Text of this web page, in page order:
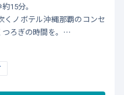
15分。
くノボテル沖縄那覇のコンセ
ろぎの時間を。
み下さい。